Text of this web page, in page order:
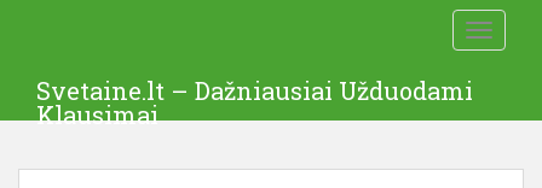
t
Svetaine.lt – Dažniausiai Užduodami
Klausimai